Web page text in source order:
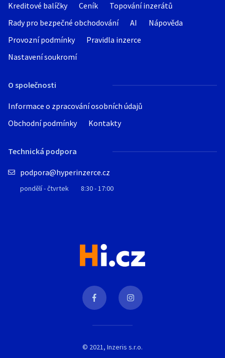
Kreditové balíčky Ceník
Topování inzerátů
Rady pro bezpečné obchodování
AI
Nápověda
Provozní podmínky
Pravidla inzerce
Nastavení soukromí
O společnosti
Informace o zpracování osobních údajů
Obchodní podmínky
Kontakty
Technická podpora
podpora@hyperinzerce.cz
pondělí - čtvrtek 8:30 - 17:00
© 2021, Inzeris s.r.o.